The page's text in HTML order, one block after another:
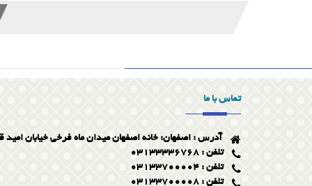
تماس با ما
آدرس : اصفهان: خانه اصفهان میدان ماه فرخی خیابان امید
تلفن : 03133336768
تلفن : 03133700004
تلفن : 03133700008